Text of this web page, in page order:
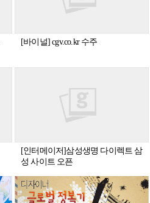
[바이널] cgv.co.kr 수주
[인터메이저]삼성생명 다이렉트 삼
성 사이트 오픈